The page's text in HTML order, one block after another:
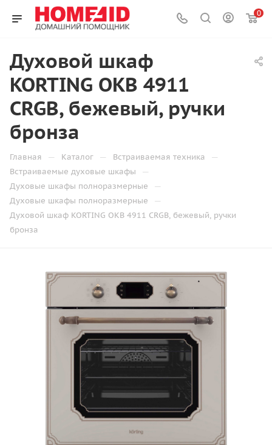
0
Духовой шкаф
KORTING OKB 4911
CRGB, бежевый, ручки
бронза
Главная — Каталог — Встраиваемая техника —
Встраиваемые духовые шкафы —
Духовые шкафы полноразмерные —
Духовые шкафы полноразмерные —
Духовой шкаф KORTING OKB 4911 CRGB, бежевый, ручки
бронза